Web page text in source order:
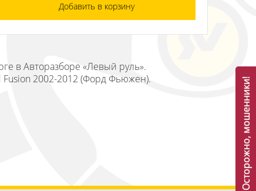
Добавить в корзину
в Авторазборе «Левый руль».
Fusion 2002-2012 (Форд Фьюжен).
Осторожно, мошенники!